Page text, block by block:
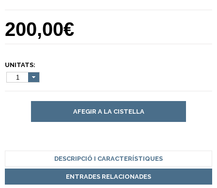
200,00€
UNITATS:
1
AFEGIR A LA CISTELLA
DESCRIPCIÓ I CARACTERÍSTIQUES
ENTRADES RELACIONADES